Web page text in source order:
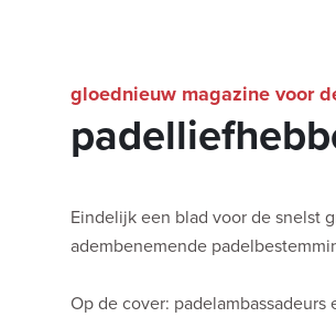
gloednieuw magazine voor
Eindelijk een blad voor de snelst
adembenemende
Op de cover: